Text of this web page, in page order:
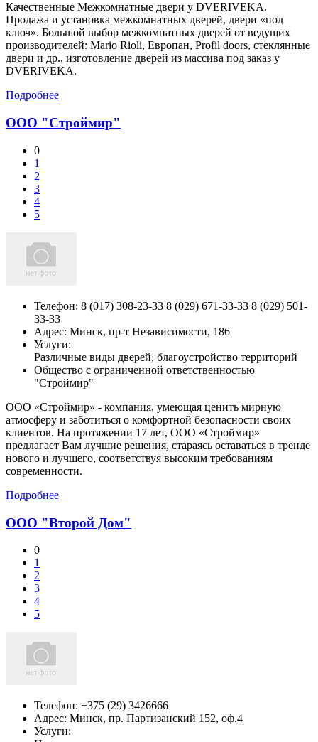
Качественные Межкомнатные двери у DVERIVEKA.
Продажа и установка межкомнатных дверей, двери «под
ключ». Большой выбор межкомнатных дверей от ведущих
производителей: Mario Rioli, Европан, Profil doors, стеклянные
двери и др., изготовление дверей из массива под заказ у
DVERIVEKA.
Подробнее
ООО "Строймир"
0
1
2
3
4
5
Телефон: 8 (017) 308-23-33 8 (029) 671-33-33 8 (029) 501-
33-33
Адрес: Минск, пр-т Независимости, 186
Услуги:
Различные виды дверей, благоустройство территорий
Общество с ограниченной ответственностью
"Строймир"
ООО «Строймир» - компания, умеющая ценить мирную
атмосферу и заботиться о комфортной безопасности своих
клиентов. На протяжении 17 лет, ООО «Строймир»
предлагает Вам лучшие решения, стараясь оставаться в тренде
нового и лучшего, соответствуя высоким требованиям
современности.
Подробнее
ООО "Второй Дом"
0
1
2
3
4
5
Телефон: +375 (29) 3426666
Адрес: Минск, пр. Партизанский 152, оф.4
Услуги: